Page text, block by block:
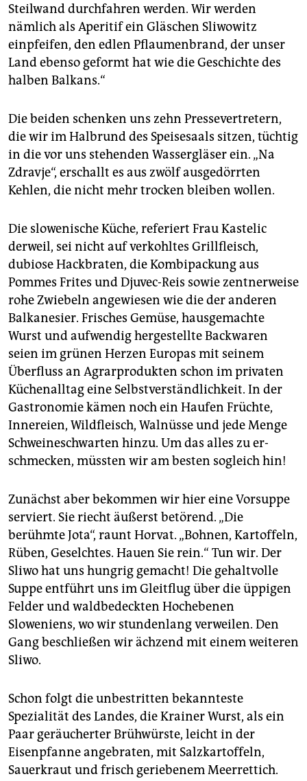
Steilwand durchfahren werden. Wir werden
nämlich als Aperitif ein Gläschen Sliwowitz
einpfeifen, den edlen Pflaumenbrand, der unser
Land ebenso geformt hat wie die Geschichte des
halben Balkans.“
Die beiden schenken uns zehn Pressevertretern,
die wir im Halbrund des Speisesaals sitzen, tüchtig
in die vor uns stehenden Wassergläser ein. „Na
Zdravje“, erschallt es aus zwölf ausgedörrten
Kehlen, die nicht mehr trocken bleiben wollen.
Die slowenische Küche, referiert Frau Kastelic
derweil, sei nicht auf verkohltes Grillfleisch,
dubiose Hackbraten, die Kombipackung aus
Pommes Frites und Djuvec-Reis sowie zentnerweise
rohe Zwiebeln angewiesen wie die der anderen
Balkanesier. Frisches Gemüse, hausgemachte
Wurst und aufwendig hergestellte Backwaren
seien im grünen Herzen Europas mit seinem
Überfluss an Agrarprodukten schon im privaten
Küchenalltag eine Selbstverständlichkeit. In der
Gastronomie kämen noch ein Haufen Früchte,
Innereien, Wildfleisch, Walnüsse und jede Menge
Schweineschwarten hinzu. Um das alles zu er­
schmecken, müssten wir am besten sogleich hin!
Zunächst aber bekommen wir hier eine Vorsuppe
serviert. Sie riecht äußerst betörend. „Die
berühmte Jota“, raunt Horvat. „Bohnen, Kartoffeln,
Rüben, Geselchtes. Hauen Sie rein.“ Tun wir. Der
Sliwo hat uns hungrig gemacht! Die gehaltvolle
Suppe entführt uns im Gleitflug über die üppigen
Felder und waldbedeckten Hochebenen
Sloweniens, wo wir stundenlang verweilen. Den
Gang beschließen wir ächzend mit einem weiteren
Sliwo.
Schon folgt die unbestritten bekannteste
Spezialität des Landes, die Krainer Wurst, als ein
Paar geräucherter Brühwürste, leicht in der
Eisenpfanne angebraten, mit Salzkartoffeln,
Sauerkraut und frisch geriebenem Meerrettich.